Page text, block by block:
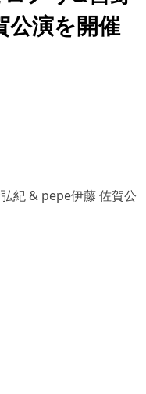
公演を開催
紀 & pepe伊藤 佐賀公